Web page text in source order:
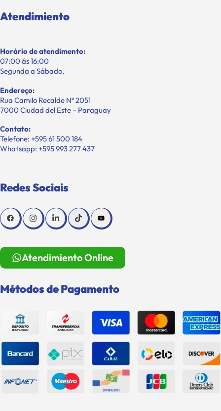
Atendimiento
Horário de atendimento:
07:00 ás 16:00
Segunda a Sábado,
Endereço:
Rua Camilo Recalde Nº 2051
7000 Ciudad del Este – Paraguay
Contato:
Telefone: +595 61 500 184
Whatsapp: +595 993 277 437
Redes Sociais
Atendimiento Online
Métodos de Pagamento